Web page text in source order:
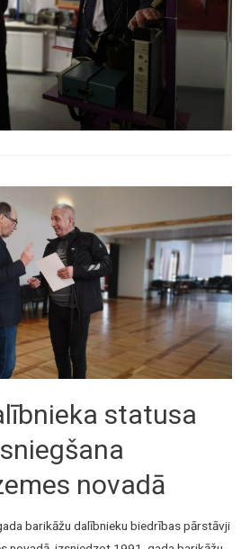
statusa
novadā
barikāžu dalībnieku biedrības pārstāvji